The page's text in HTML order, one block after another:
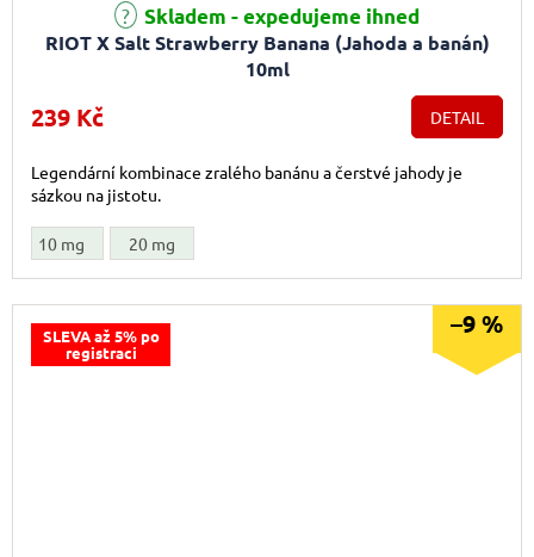
RIOT X Salt Strawberry Banana (Jahoda a banán)
10ml
Skladem - expedujeme ihned
239 Kč DETAIL
Legendární kombinace zralého banánu a čerstvé jahody je
sázkou na jistotu.
10 mg 20 mg
SLEVA až 5% po
registraci
–9 %